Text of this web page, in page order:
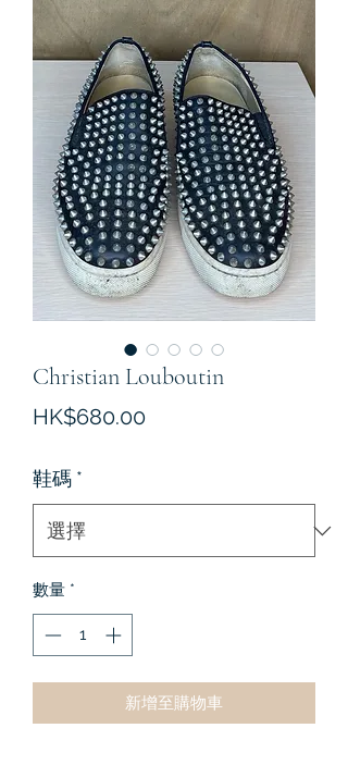
Christian Louboutin
HK$680.00價
鞋碼 *
數量 *
新增至購物車